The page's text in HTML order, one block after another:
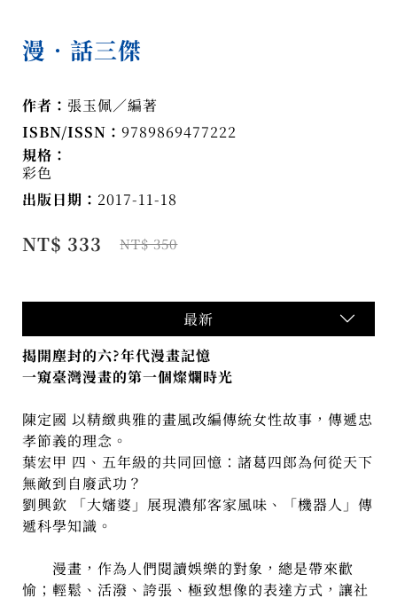
漫‧話三傑
作者： 張玉佩／編著
ISBN/ISSN：9789869477222
規格：
彩色
出版日期： 2017-11-18
NT$ 333 NT$ 350
最新
揭開塵封的六?年代漫畫記憶
一窺臺灣漫畫的第一個燦爛時光
陳定國 以精緻典雅的畫風改編傳統女性故事，傳遞忠
孝節義的理念。
葉宏甲 四、五年級的共同回憶：諸葛四郎為何從天下
無敵到自廢武功？
劉興欽 「大嬸婆」展現濃郁客家風味、「機器人」傳
遞科學知識。
漫畫，作為人們閱讀娛樂的對象，總是帶來歡
愉；輕鬆、活潑、誇張、極致想像的表達方式，讓社